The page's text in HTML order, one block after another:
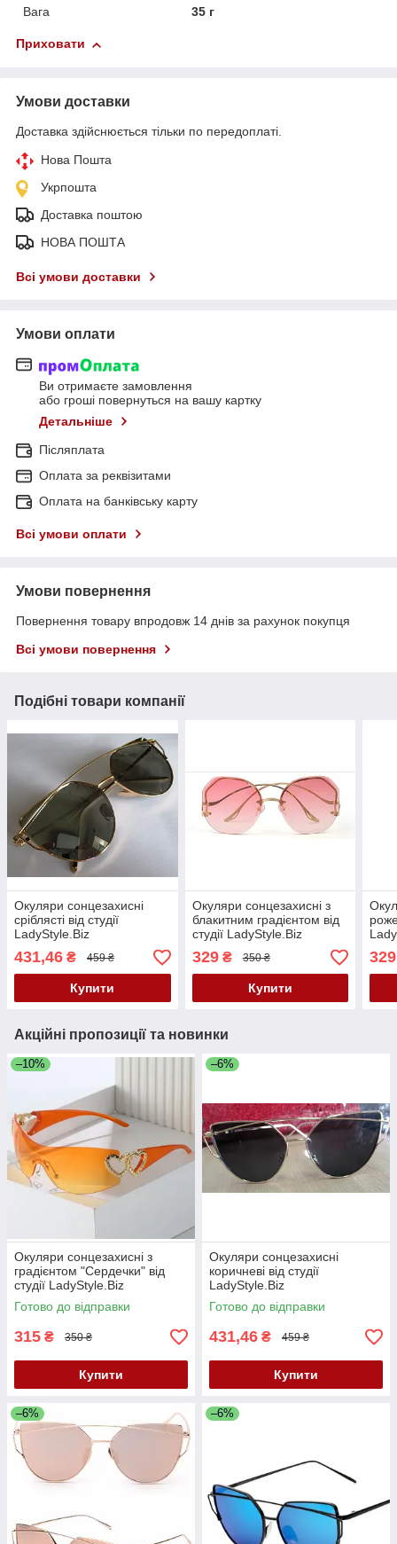
Вага 35 г
Приховати
Умови доставки
Доставка здійснюється тільки по передоплаті.
Нова Пошта
Укрпошта
Доставка поштою
НОВА ПОШТА
Всі умови доставки
Умови оплати
Ви отримаєте замовлення
або гроші повернуться на вашу картку
Детальніше
Післяплата
Оплата за реквізитами
Оплата на банківську карту
Всі умови оплати
Умови повернення
Повернення товару впродовж 14 днів за рахунок покупця
Всі умови повернення
Подібні товари компанії
Окуляри сонцезахисні
сріблясті від студії
LadyStyle.Biz
431,46 ₴ 459 ₴
Купити
Окуляри сонцезахисні з
блакитним градієнтом від
студії LadyStyle.Biz
329₴ 350 ₴
Купити
329
Акційні пропозиції та новинки
–10%
Окуляри сонцезахисні з
градієнтом "Сердечки" від
студії LadyStyle.Biz
Готово до відправки
315 ₴ 350 ₴
Купити
–6%
Окуляри сонцезахисні
коричневі від студії
LadyStyle.Biz
Готово до відправки
431,46 ₴ 459 ₴
Купити
–6% –6%